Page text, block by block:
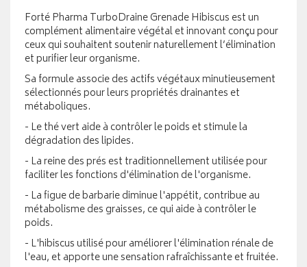
Forté Pharma TurboDraine Grenade Hibiscus est un
complément alimentaire végétal et innovant conçu pour
ceux qui souhaitent soutenir naturellement l’élimination
et purifier leur organisme.
Sa formule associe des actifs végétaux minutieusement
sélectionnés pour leurs propriétés drainantes et
métaboliques.
- Le thé vert aide à contrôler le poids et stimule la
dégradation des lipides.
- La reine des prés est traditionnellement utilisée pour
faciliter les fonctions d'élimination de l'organisme.
- La figue de barbarie diminue l'appétit, contribue au
métabolisme des graisses, ce qui aide à contrôler le
poids.
- L'hibiscus utilisé pour améliorer l'élimination rénale de
l'eau, et apporte une sensation rafraîchissante et fruitée.